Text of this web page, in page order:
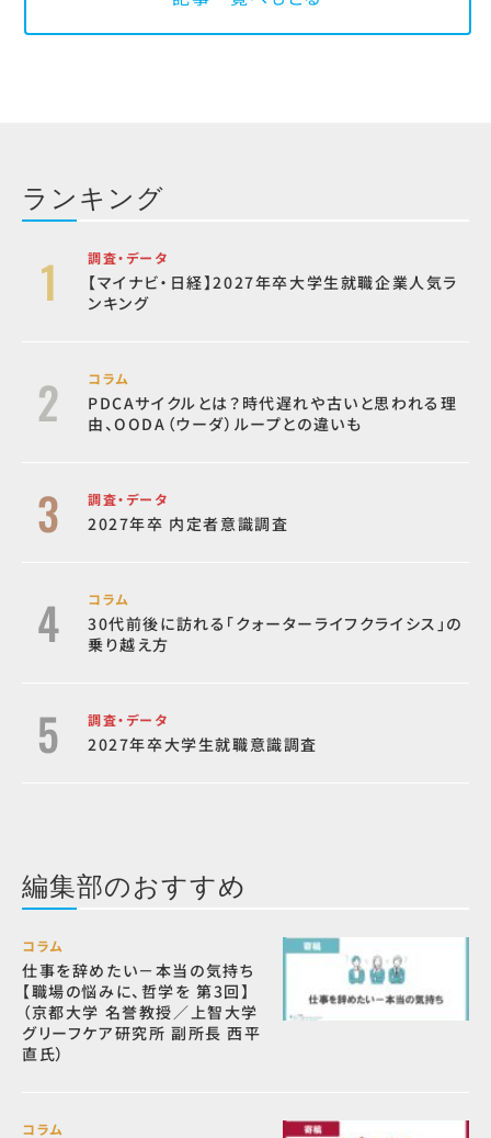
ランキング
調査・データ
【マイナビ・日経】2027年卒大学生就職企業人気ラ
ンキング
コラム
PDCAサイクルとは？時代遅れや古いと思われる理
由、OODA（ウーダ）ループとの違いも
調査・データ
2027年卒 内定者意識調査
コラム
30代前後に訪れる「クォーターライフクライシス」の
乗り越え方
調査・データ
2027年卒大学生就職意識調査
編集部のおすすめ
コラム
仕事を辞めたい－本当の気持ち
【職場の悩みに、哲学を 第3回】
（京都大学 名誉教授／上智大学
グリーフケア研究所 副所長 西平
直氏）
コラム